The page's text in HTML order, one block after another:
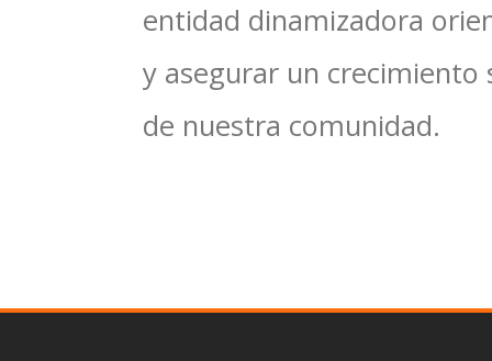
entidad dinamizadora
y asegurar un crecimiento
de nuestra comunidad.